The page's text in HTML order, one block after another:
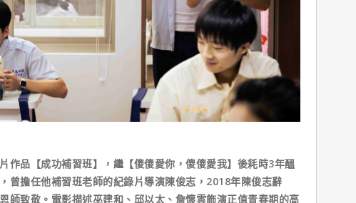
作品【成功補習班】，繼【傻傻愛你，傻傻愛我】後耗時3年醞
曾擔任他補習班老師的紀錄片導演陳俊志，2018年陳俊志辭
師致敬。電影描述巫建和、邱以太、詹懷雲飾演正值青春期的高